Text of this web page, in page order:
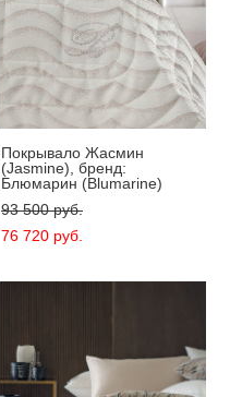
Покрывало Жасмин
(Jasmine), бренд:
Блюмарин (Blumarine)
93 500 pуб.
76 720 pуб.